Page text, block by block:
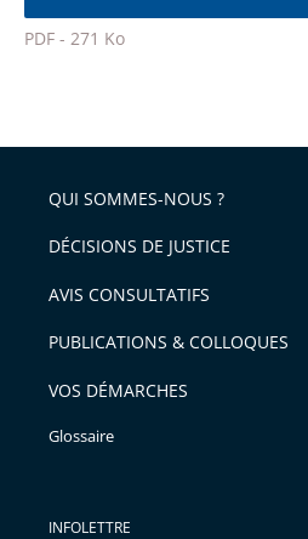
l'article
pour
police
PDF - 271 Ko
l'article
pour
avant
QUI SOMMES-NOUS ?
DÉCISIONS DE JUSTICE
AVIS CONSULTATIFS
PUBLICATIONS & COLLOQUES
VOS DÉMARCHES
Glossaire
INFOLETTRE